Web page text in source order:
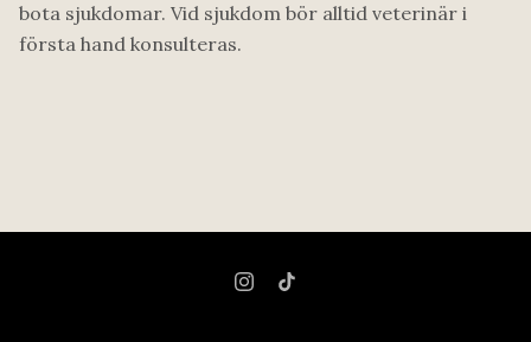
bota sjukdomar. Vid sjukdom bör alltid veterinär i
första hand konsulteras.